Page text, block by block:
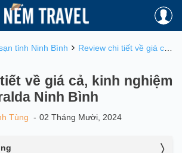
tỉnh Ninh Bình Review chi tiết về giá cả, kinh nghiệm khi tới Emeralda Ninh Bình
về giá cả, kinh nghiệm
Ninh Bình
Tùng - 02 Tháng Mười, 2024